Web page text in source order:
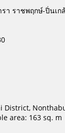
า ราชพฤกษ์-ปิ่นเก
District,
area: 163 sq. m